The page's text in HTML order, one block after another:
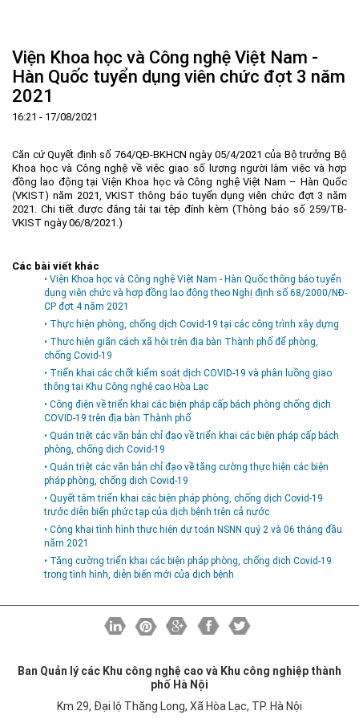
Lịch sử hình thành và phát triển
Lãnh đạo Ban Quản lý
Cơ cấu tổ chức
Chức năng, nhiệm vụ
Tin tức - sự kiện ▼
Chính sách mới
Doanh nghiệp
Hợp tác quốc tế
Đào tạo và Nghiên cứu
Cách mạng công nghiệp lần thứ 4
Quy hoạch
Quy hoạch tổng thể
Quy hoạch khu chức năng
Ưu thế
Vị trí
Cơ sở hạ tầng
Cơ chế ưu đãi đầu tư
Cơ chế Một cửa
Hướng dẫn đầu tư ▼
Trình tự, thủ tục đầu tư
Tiêu chí đầu tư
Quản lý và vận hành dự án đầu tư
Văn bản pháp luật ▼
Các thủ tục hành chính
Đất đai
Đầu tư
Khu CNC Hòa Lạc
Lao động
Môi trường
Quy hoạch - Xây dựng
Ưu đãi đầu tư
Công nghệ và Sản phẩm
Văn bản khác
Thông báo
Tuyển dụng
Công khai ngân sách
Liên hệ - Liên kết ▼
Liên kết
Liên hệ
Viện Khoa học và Công nghệ Việt Nam -
Hàn Quốc tuyển dụng viên chức đợt 3 năm
2021
16:21 - 17/08/2021
Căn cứ Quyết định số 764/QĐ-BKHCN ngày 05/4/2021 của Bộ trưởng Bộ
Khoa học và Công nghệ về việc giao số lượng người làm việc và hợp
đồng lao động tại Viện Khoa học và Công nghệ Việt Nam – Hàn Quốc
(VKIST) năm 2021, VKIST thông báo tuyển dụng viên chức đợt 3 năm
2021. Chi tiết được đăng tải tại tệp đính kèm (Thông báo số 259/TB-
VKIST ngày 06/8/2021.)
Các bài viết khác
• Viện Khoa học và Công nghệ Việt Nam - Hàn Quốc thông báo tuyển
dụng viên chức và hợp đồng lao động theo Nghị định số 68/2000/NĐ-
CP đợt 4 năm 2021
• Thực hiện phòng, chống dịch Covid-19 tại các công trình xây dựng
• Thực hiện giãn cách xã hội trên địa bàn Thành phố để phòng,
chống Covid-19
• Triển khai các chốt kiểm soát dịch COVID-19 và phân luồng giao
thông tại Khu Công nghệ cao Hòa Lạc
• Công điện về triển khai các biện pháp cấp bách phòng chống dịch
COVID-19 trên địa bàn Thành phố
• Quán triệt các văn bản chỉ đạo về triển khai các biện pháp cấp bách
phòng, chống dịch Covid-19
• Quán triệt các văn bản chỉ đạo về tăng cường thực hiện các biện
pháp phòng, chống dịch Covid-19
• Quyết tâm triển khai các biện pháp phòng, chống dịch Covid-19
trước diễn biến phức tạp của dịch bệnh trên cả nước
• Công khai tình hình thực hiện dự toán NSNN quý 2 và 06 tháng đầu
năm 2021
• Tăng cường triển khai các biện pháp phòng, chống dịch Covid-19
trong tình hình, diễn biến mới của dịch bệnh
Ban Quản lý các Khu công nghệ cao và Khu công nghiệp thành
phố Hà Nội
Km 29, Đại lộ Thăng Long, Xã Hòa Lạc, TP. Hà Nội